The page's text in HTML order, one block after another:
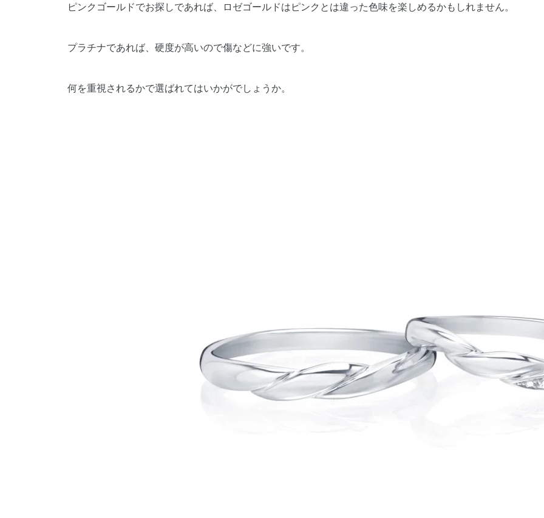
ピンクゴールドでお探しであれば、ロゼゴールドはピンクとは違った色味を楽しめるかもしれません。
プラチナであれば、硬度が高いので傷などに強いです。
何を重視されるかで選ばれてはいかがでしょうか。